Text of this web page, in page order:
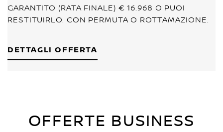
GARANTITO (RATA FINALE) € 16.968 O PUOI
RESTITUIRLO. CON PERMUTA O ROTTAMAZIONE.
DETTAGLI OFFERTA
OFFERTE BUSINESS